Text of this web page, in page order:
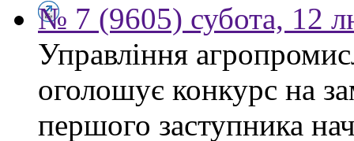
№ 7 (9605) субота, 12
Управління
оголошує конкурс на
першого заступника